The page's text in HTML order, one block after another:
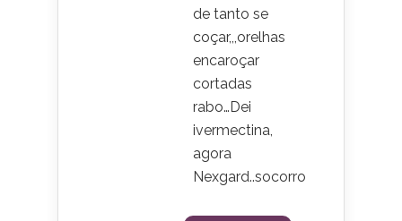
de tanto se
coçar,,,orelhas
encaroçar
cortadas
rabo…Dei
ivermectina,
agora
Nexgard..socorro